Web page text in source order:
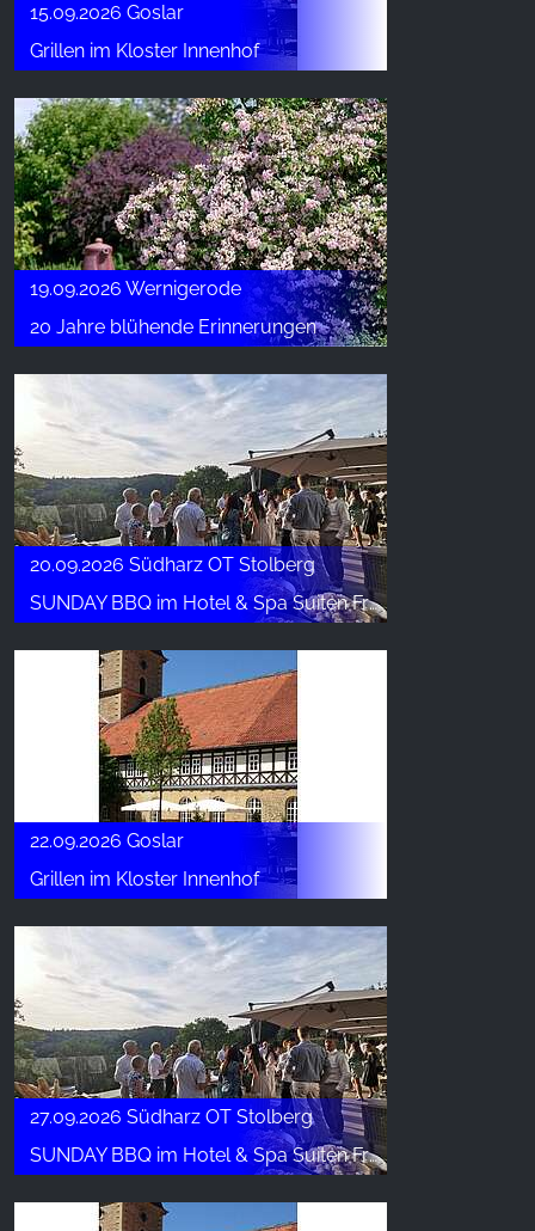
15.09.2026 Goslar
Grillen im Kloster Innenhof
19.09.2026 Wernigerode
20 Jahre blühende Erinnerungen
20.09.2026 Südharz OT Stolberg
SUNDAY BBQ im Hotel & Spa Suiten FreiWerk
22.09.2026 Goslar
Grillen im Kloster Innenhof
27.09.2026 Südharz OT Stolberg
SUNDAY BBQ im Hotel & Spa Suiten FreiWerk